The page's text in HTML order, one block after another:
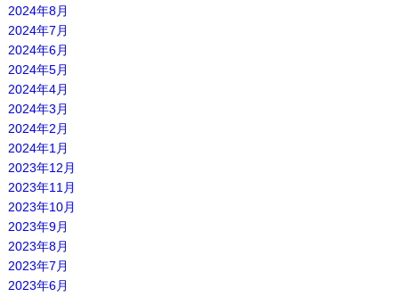
2024年8月
2024年7月
2024年6月
2024年5月
2024年4月
2024年3月
2024年2月
2024年1月
2023年12月
2023年11月
2023年10月
2023年9月
2023年8月
2023年7月
2023年6月